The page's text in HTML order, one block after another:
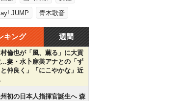
JUMP 青木歌音
キング 週間
倫也が「風、薫る」に大貢
妻・水卜麻美アナとの「ず
仲良く」「にこやかな」近
州初の日本人指揮官誕生へ 森